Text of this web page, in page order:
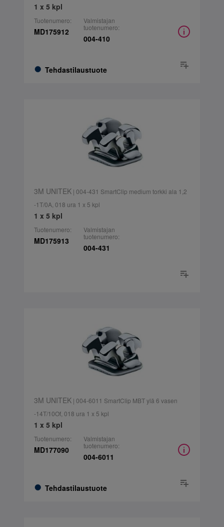
1 x 5 kpl
Tuotenumero:
MD175912
Tehdastilaustuote
Valmistajan
tuotenumero:
004-410
3M UNITEK| 004-431 SmartClip medium torkki ala 1,2
-1T/0A, 018 ura 1 x 5 kpl
1 x 5 kpl
Tuotenumero:
MD175913
Valmistajan
tuotenumero:
004-431
3M UNITEK| 004-6011 SmartClip MBT ylä 6 vasen
-14T/10Of, 018 ura 1 x 5 kpl
1 x 5 kpl
Tuotenumero:
MD177090
Tehdastilaustuote
Valmistajan
tuotenumero:
004-6011